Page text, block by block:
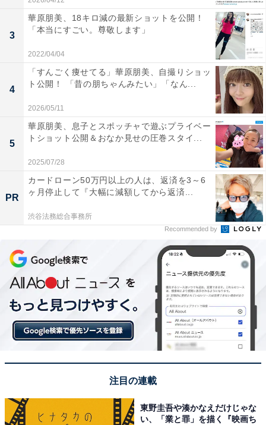
3
華原朋美、18キロ減の最新ショットを公開！
「本当にすごい。尊敬します」
2022/04/04
4
「すんごく痩せてる」華原朋美、自撮りショッ
ト公開！ 「昔の朋ちゃんみたい」「なん...
2026/05/11
5
華原朋美、息子とスポッチャで遊ぶプライベー
トショット公開＆おなか見せの圧巻スタイ...
2025/07/28
PR
カードローン50万円以上の人は、返済を3～6
ヶ月停止して『大幅に減額してから返済...
渋谷法務総合事務所
Recommended by
注目の連載
東野圭吾や湊かなえだけじゃな
い、「業と罪」を描く『映画ち